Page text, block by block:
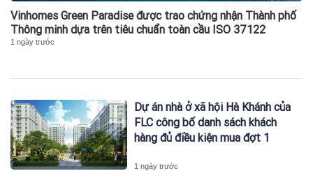
Vinhomes Green Paradise được trao chứng nhận Thành phố
Thông minh dựa trên tiêu chuẩn toàn cầu ISO 37122
1 ngày trước
Dự án nhà ở xã hội Hà Khánh của
FLC công bố danh sách khách
hàng đủ điều kiện mua đợt 1
1 ngày trước